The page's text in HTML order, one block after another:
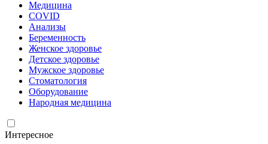
Медицина
COVID
Анализы
Беременность
Женское здоровье
Детское здоровье
Мужское здоровье
Стоматология
Оборудование
Народная медицина
Интересное